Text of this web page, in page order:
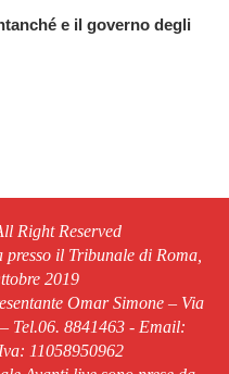
e il governo degli
Right Reserved
il Tribunale di Roma,
2019
Omar Simone – Via
Tel.06. 8841463 - Email:
11058950962